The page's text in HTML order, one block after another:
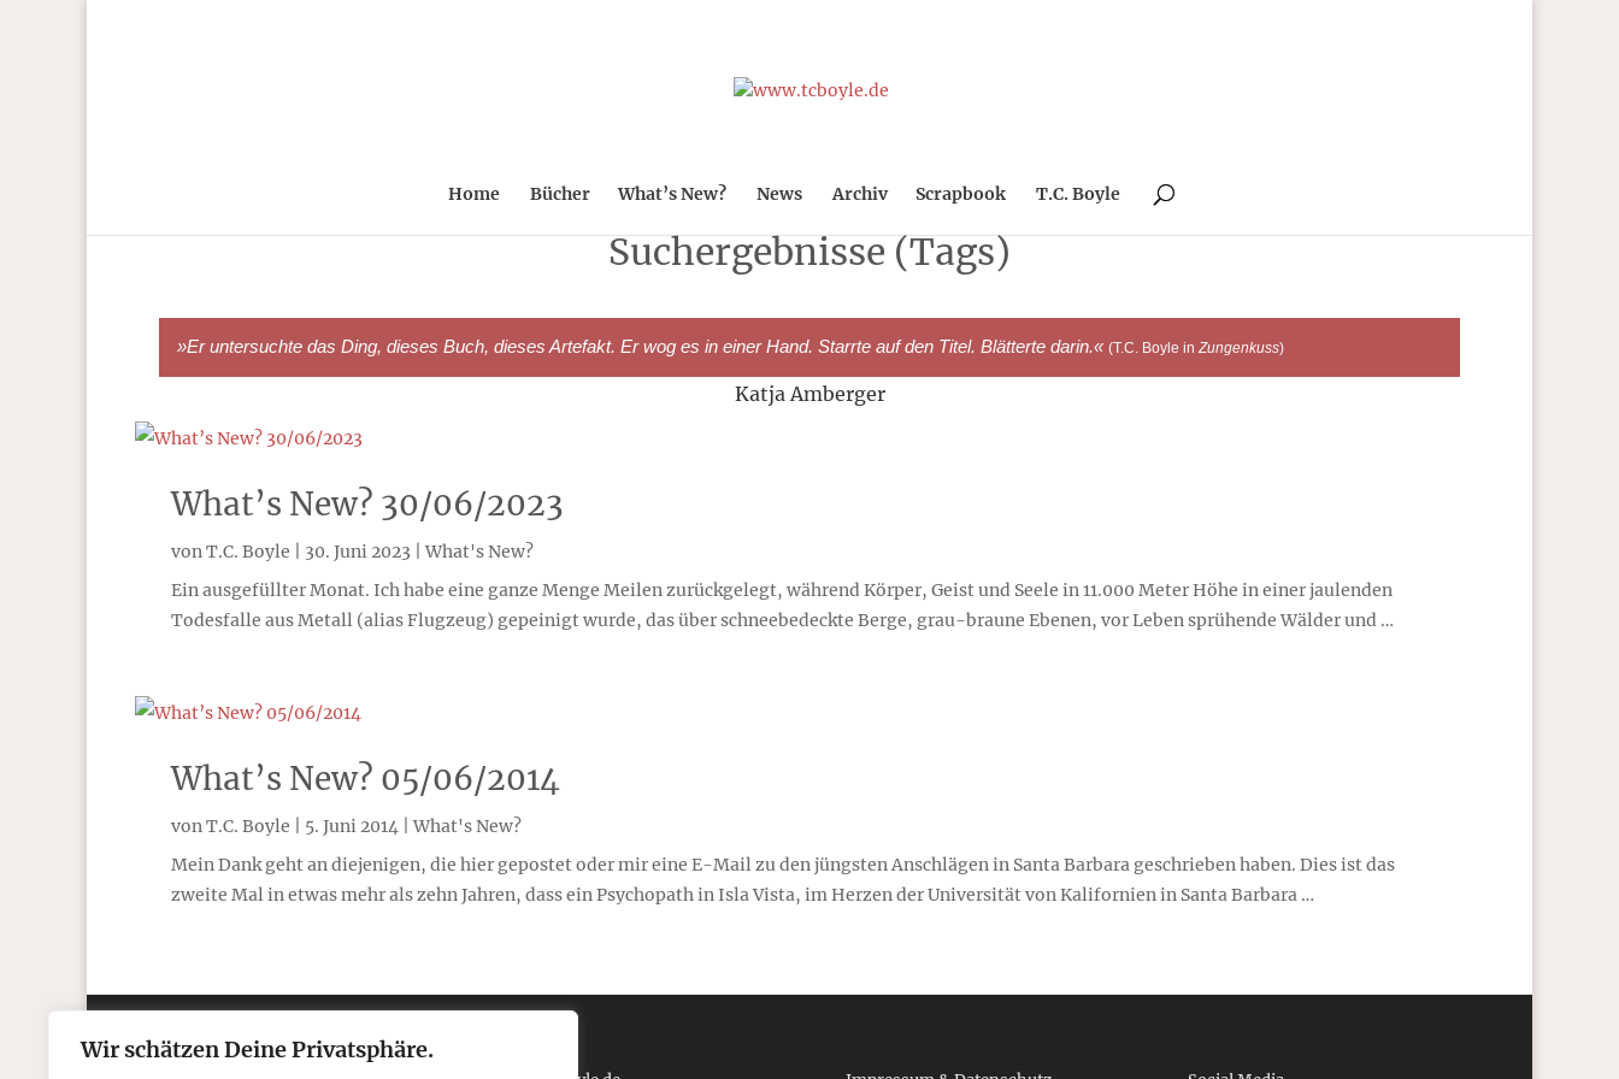
Wir schätzen Deine Privatsphäre.
Home Bücher What’s New? News Archiv Scrapbook T.C. Boyle
Suchergebnisse (Tags)
»Er untersuchte das Ding, dieses Buch, dieses Artefakt. Er wog es in einer Hand. Starrte auf den Titel. Blätterte darin.« (T.C. Boyle in Zungenkuss)
Katja Amberger
What’s New? 30/06/2023
vonT.C. Boyle 30. Juni 2023 |What's New?
Ein ausgefüllter Monat. Ich habe eine ganze Menge Meilen zurückgelegt, während Körper, Geist und Seele in 11.000 Meter Höhe in einer jaulenden
Todesfalle aus Metall (alias Flugzeug) gepeinigt wurde, das über schneebedeckte Berge, grau-braune Ebenen, vor Leben sprühende Wälder und …
What’s New? 05/06/2014
vonT.C. Boyle 5. Juni 2014 |What's New?
Mein Dank geht an diejenigen, die hier gepostet oder mir eine E-Mail zu den jüngsten Anschlägen in Santa Barbara geschrieben haben. Dies ist das
zweite Mal in etwas mehr als zehn Jahren, dass ein Psychopath in Isla Vista, im Herzen der Universität von Kalifornien in Santa Barbara …